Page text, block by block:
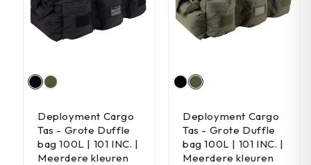
Deployment Cargo
Tas - Grote Duffle
bag 100L | 101 INC. |
Meerdere kleuren
Deployment Cargo
Tas - Grote Duffle
bag 100L | 101 INC. |
Meerdere kleuren